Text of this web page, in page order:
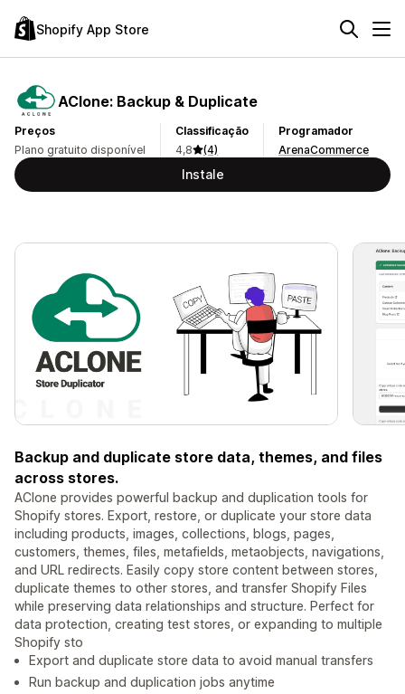
Shopify App Store
AClone: Backup & Duplicate
Preços
Plano gratuito disponível
Classificação
4,8
(4)
Programador
ArenaCommerce
Instale
Backup and duplicate store data, themes, and files
across stores.
AClone provides powerful backup and duplication tools for
Shopify stores. Export, restore, or duplicate your store data
including products, images, collections, blogs, pages,
customers, themes, files, metafields, metaobjects, navigations,
and URL redirects. Easily copy store content between stores,
duplicate themes to other stores, and transfer Shopify Files
while preserving data relationships and structure. Perfect for
data protection, creating test stores, or expanding to multiple
Shopify sto
Export and duplicate store data to avoid manual transfers
Run backup and duplication jobs anytime